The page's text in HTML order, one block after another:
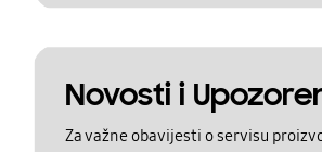
Novosti i
Za važne obavijesti o servisu